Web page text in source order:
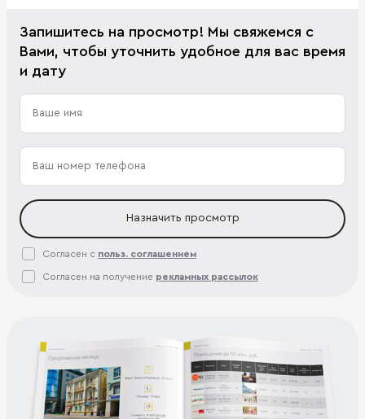
Запишитесь на просмотр! Мы свяжемся с
Вами, чтобы уточнить удобное для вас время
и дату
Назначить просмотр
Согласен с польз. соглашением
Согласен на получение рекламных рассылок